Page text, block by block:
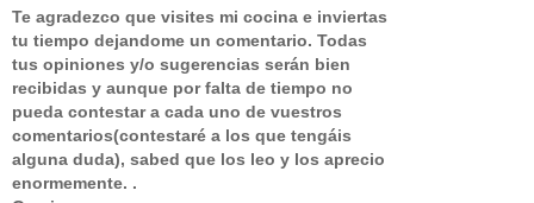
Te agradezco que visites mi cocina e inviertas
tu tiempo dejandome un comentario. Todas
tus opiniones y/o sugerencias serán bien
recibidas y aunque por falta de tiempo no
pueda contestar a cada uno de vuestros
comentarios(contestaré a los que tengáis
alguna duda), sabed que los leo y los aprecio
enormemente. .